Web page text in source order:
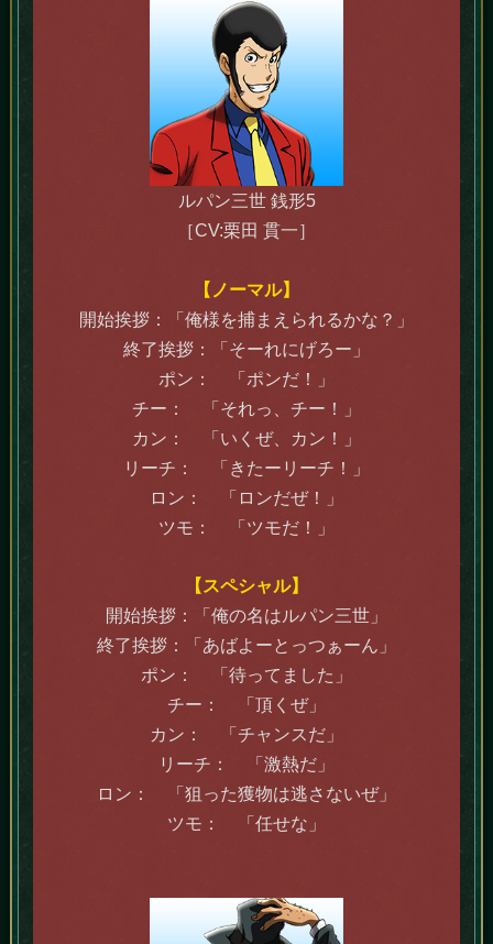
ルパン三世 銭形5
［CV:栗田 貫一］
【ノーマル】
開始挨拶：「俺様を捕まえられるかな？」
終了挨拶：「そーれにげろー」
ポン： 「ポンだ！」
チー： 「それっ、チー！」
カン： 「いくぜ、カン！」
リーチ： 「きたーリーチ！」
ロン： 「ロンだぜ！」
ツモ： 「ツモだ！」
【スペシャル】
開始挨拶：「俺の名はルパン三世」
終了挨拶：「あばよーとっつぁーん」
ポン： 「待ってました」
チー： 「頂くぜ」
カン： 「チャンスだ」
リーチ： 「激熱だ」
ロン： 「狙った獲物は逃さないぜ」
ツモ： 「任せな」